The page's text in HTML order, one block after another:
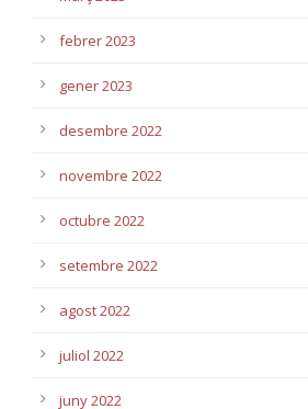
febrer 2023
gener 2023
desembre 2022
novembre 2022
octubre 2022
setembre 2022
agost 2022
juliol 2022
juny 2022